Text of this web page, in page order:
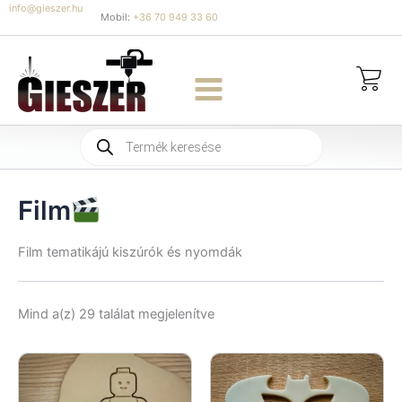
Skip
to
content
info@gieszer.hu
Mobil: +36 70 949 33 60
Products
search
Film
Film tematikájú kiszúrók és nyomdák
Mind a(z) 29 találat megjelenítveSorted